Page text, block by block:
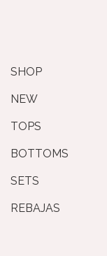
SHOP
NEW
TOPS
BOTTOMS
SETS
REBAJAS